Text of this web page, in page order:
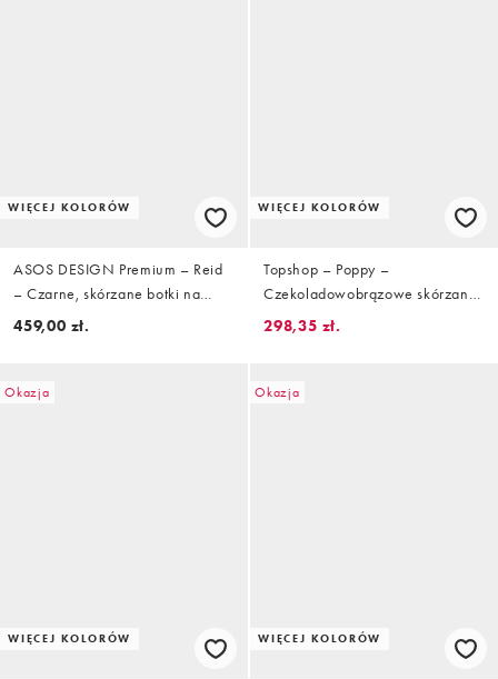
WIĘCEJ KOLORÓW
ASOS DESIGN Premium – Reid
– Czarne, skórzane botki na
średnim obcasie
459,00 zł.
WIĘCEJ KOLORÓW
Topshop – Poppy –
Czekoladowobrązowe skórzane
botki do kostki z noskiem w szpic
298,35 zł.
Okazja
WIĘCEJ KOLORÓW
Okazja
WIĘCEJ KOLORÓW